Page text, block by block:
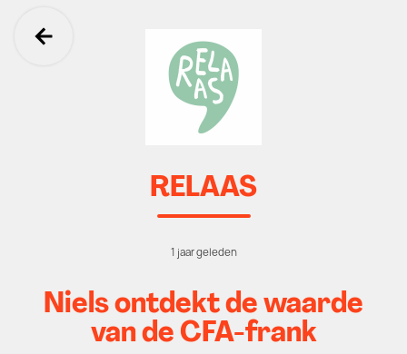
Ga terug
RELAAS
1 jaar geleden
Niels ontdekt de waarde
van de CFA-frank